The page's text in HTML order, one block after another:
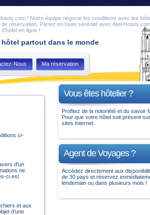
! Notre équipe négocie les conditions avec les
réservation. Partez en toute sérénité avec Atel-
en ligne !
partout dans le monde
Nous Ma réservation
ci-
d'un
ne
ci est
et aux
d'une
Vous êtes hôtelier ?
Profitez de la notoriété et du savoir
Pour que votre hôtel soit présent
sites Internet.
Agent de Voyages ?
Accédez directement aux
de 30 pays et réservez
lendemain ou dans plusieurs mois !